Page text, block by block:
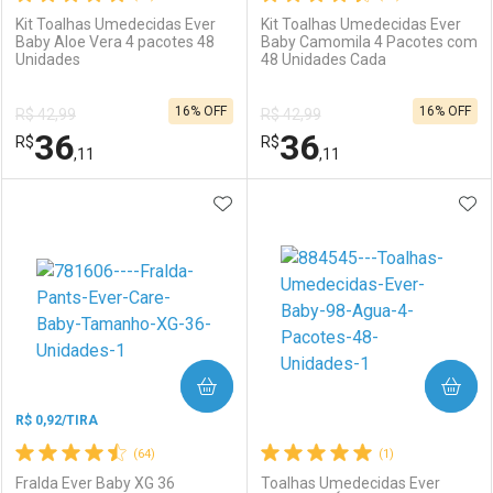
Comprar sem Desconto
Por R$ 8,06/cada
Comprar sem Desconto
Por R$ 8,06/cada
Comprar sem Desconto
Por R$ 14,39/cada
Comprar sem Desconto
Por R$ 14,39/cada
Kit Toalhas Umedecidas Ever
Baby Aloe Vera 4 pacotes 48
Unidades
R$ 42,99
R$36,11
16% OFF
Laboratório
Por Menos
Kit Toalhas Umedecidas Ever
Baby Camomila 4 Pacotes com
48 Unidades Cada
R$ 42,99
R$36,11
16% OFF
Laboratório
Por Menos
(64)
R$ 0,92/TIRA
Fralda Ever Baby XG 36
ADICIONAR AOS FAVORITOS
COMPRAR
(1)
Toalhas Umedecidas Ever
COMPRAR